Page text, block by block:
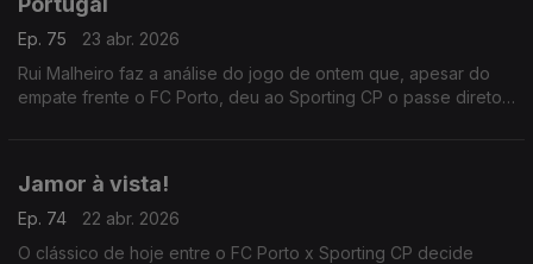
Ep. 75
23 abr. 2026
Rui Malheiro faz a análise do jogo de ontem que, apesar do
empate frente o FC Porto, deu ao Sporting CP o passe direto
Jamor à vista!
Ep. 74
22 abr. 2026
O clássico de hoje entre o FC Porto x Sporting CP decide